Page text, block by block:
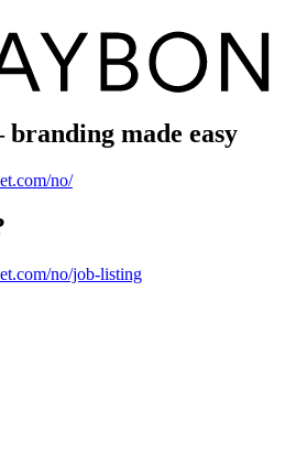
made easy
no/
no/job-listing